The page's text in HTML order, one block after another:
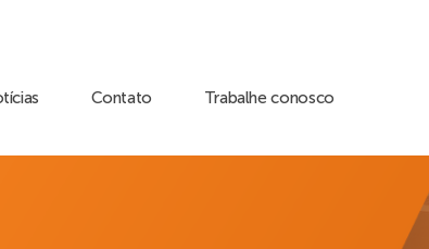
Contato Trabalhe conosco